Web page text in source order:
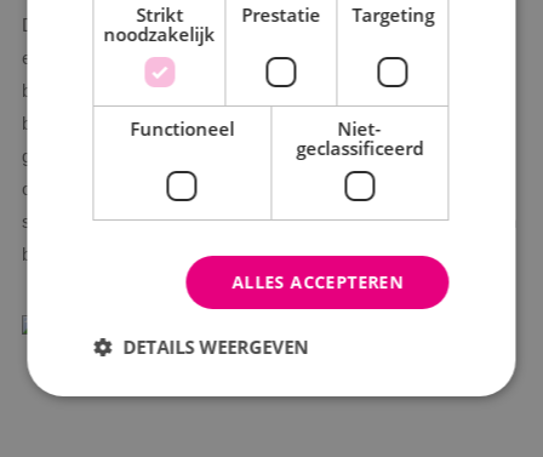
De VRKI staat voor het Verbeterde Risicoklasse Indeling en is
een instrument om het inbraakrisico van woningen en
bedrijfsgebouwen te bepalen en passende
beveiligingsmaatregelingen te kiezen. Wij zijn een
gecertificeerd beveiligingsbedrijf en ontwerpen, leveren en
onderhouden inbraakbeveiliging conform de VRKI. De VRKI
speelt een belangrijke rol bij het opleveren en onderhouden van
beveiligingssystemen. Lees hier meer overVRKI.
Strikt
noodzakelijk
Prestatie Targeting
Functioneel
Niet-
geclassificeerd
ALLES ACCEPTEREN
DETAILS WEERGEVEN